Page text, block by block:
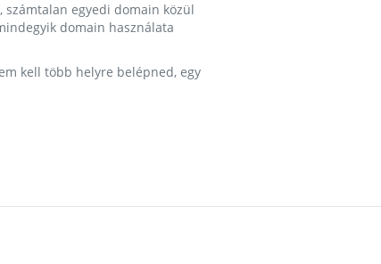
egyedi domain közül
domain használata
kell több helyre belépned, egy